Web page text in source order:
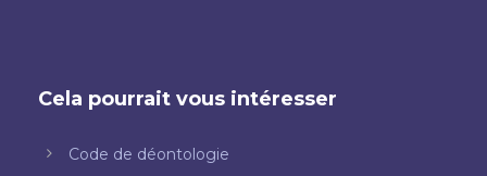
Cela pourrait vous intéresser
Code de déontologie